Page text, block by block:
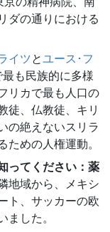
ダの通りにおける
イツとユース･フ
最も民族的に多様
リカで最も人口の
徒、仏教徒、キリ
の絶えないスリラ
めの人権運動。
ってください：薬
地域から、メキシ
ト、サッカーの欧
した。